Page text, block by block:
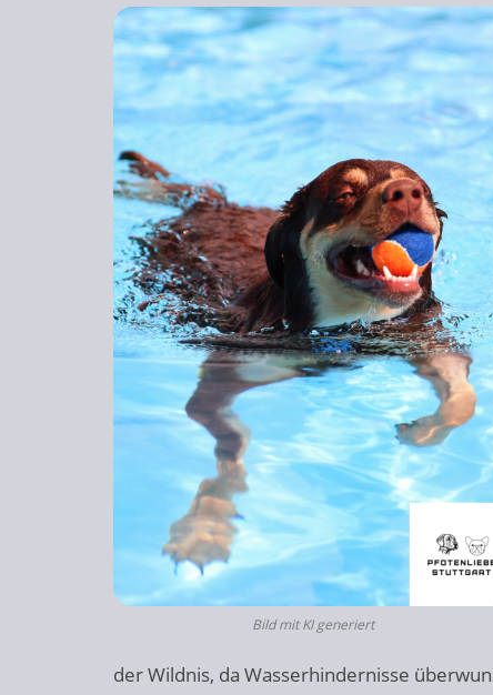
Bild mit KI generiert
der Wildnis, da Wasserhindernisse